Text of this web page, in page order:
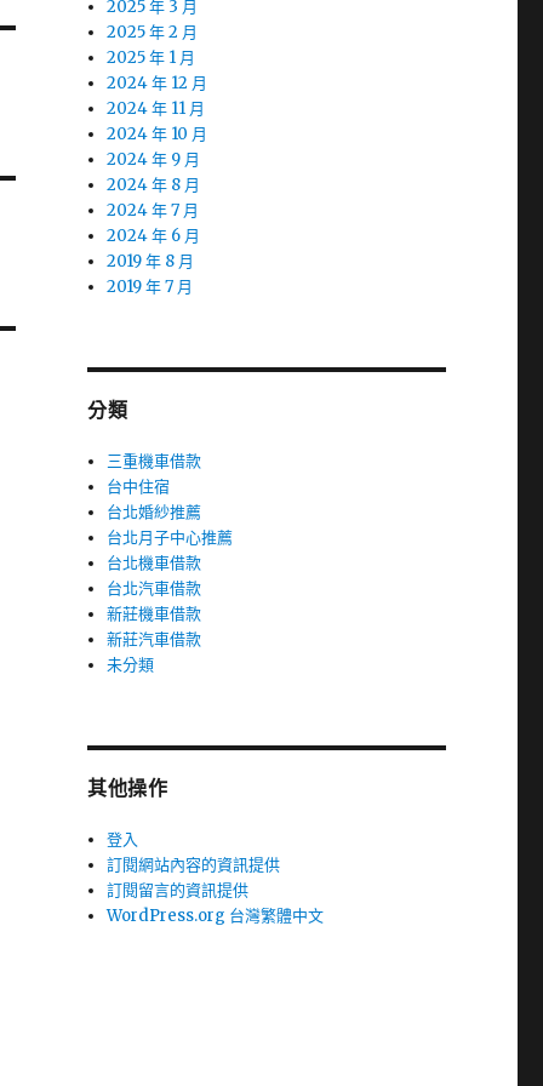
2025 年 3 月
2025 年 2 月
2025 年 1 月
2024 年 12 月
2024 年 11 月
2024 年 10 月
2024 年 9 月
2024 年 8 月
2024 年 7 月
2024 年 6 月
2019 年 8 月
2019 年 7 月
分類
三重機車借款
台中住宿
台北婚紗推薦
台北月子中心推薦
台北機車借款
台北汽車借款
新莊機車借款
新莊汽車借款
未分類
其他操作
登入
訂閱網站內容的資訊提供
訂閱留言的資訊提供
WordPress.org 台灣繁體中文